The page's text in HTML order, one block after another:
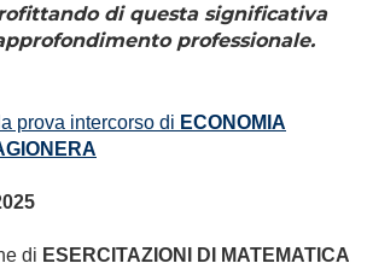
di questa significativa
professionale.
prova intercorso di ECONOMIA
di ESERCITAZIONI DI MATEMATICA